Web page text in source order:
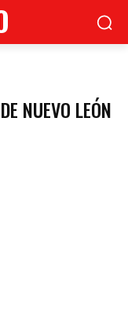
NUEVO LEÓN